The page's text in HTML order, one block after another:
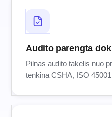
Audito parengta
Pilnas audito takelis nuo
tenkina OSHA, ISO